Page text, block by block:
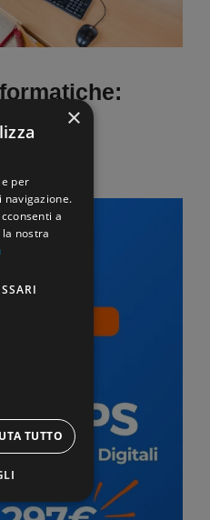
×
per
navigazione.
a
nostra
TUTTO